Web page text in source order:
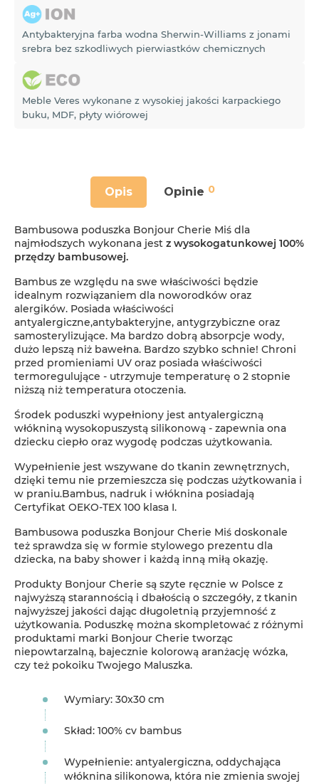
Antybakteryjna farba wodna Sherwin-Williams z jonami
srebra bez szkodliwych pierwiastków chemicznych
Meble Veres wykonane z wysokiej jakości karpackiego
buku, MDF, płyty wiórowej
Opis Opinie 0
Bambusowa poduszka Bonjour Cherie Miś dla
najmłodszych wykonana jest z wysokogatunkowej 100%
przędzy bambusowej.
Bambus ze względu na swe właściwości będzie
idealnym rozwiązaniem dla noworodków oraz
alergików. Posiada właściwości
antyalergiczne,antybakteryjne, antygrzybiczne oraz
samosterylizujące. Ma bardzo dobrą absorpcje wody,
dużo lepszą niż bawełna. Bardzo szybko schnie! Chroni
przed promieniami UV oraz posiada właściwości
termoregulujące - utrzymuje temperaturę o 2 stopnie
niższą niż temperatura otoczenia.
Środek poduszki wypełniony jest antyalergiczną
włókniną wysokopuszystą silikonową - zapewnia ona
dziecku ciepło oraz wygodę podczas użytkowania.
Wypełnienie jest wszywane do tkanin zewnętrznych,
dzięki temu nie przemieszcza się podczas użytkowania i
w praniu.Bambus, nadruk i włóknina posiadają
Certyfikat OEKO-TEX 100 klasa I.
Bambusowa poduszka Bonjour Cherie Miś doskonale
też sprawdza się w formie stylowego prezentu dla
dziecka, na baby shower i każdą inną miłą okazję.
Produkty Bonjour Cherie są szyte ręcznie w Polsce z
najwyższą starannością i dbałością o szczegóły, z tkanin
najwyższej jakości dając długoletnią przyjemność z
użytkowania. Poduszkę można skompletować z różnymi
produktami marki Bonjour Cherie tworząc
niepowtarzalną, bajecznie kolorową aranżację wózka,
czy też pokoiku Twojego Maluszka.
Wymiary: 30x30 cm
Skład: 100% cv bambus
Wypełnienie: antyalergiczna, oddychająca
włóknina silikonowa, która nie zmienia swojej